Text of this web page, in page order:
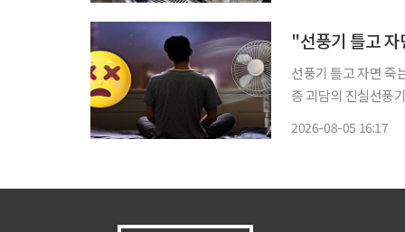
"선풍기 틀고
선풍기 틀고 자면 죽
증 괴담의 진실선풍기보
2026-08-05 16:17